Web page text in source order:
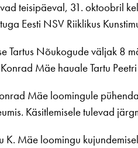
teisipäeval, 31. oktoobril
Eesti NSV Riiklikus
Tartus Nõukogude väljak 8
Mäe hauale Tartu
Mäe loomingule
Käsitlemisele tulevad
K. Mäe loomingu